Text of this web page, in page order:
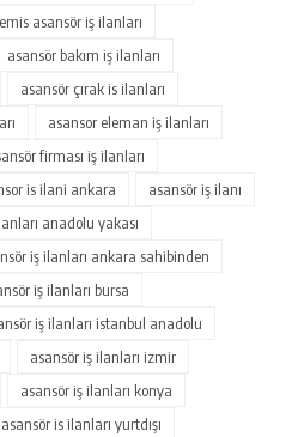
asansör iş ilanları
asansör bakım iş ilanları
asansör çırak is ilanları
asansor eleman iş ilanları
firması iş ilanları
is ilani ankara
asansör iş ilanı
anadolu yakası
iş ilanları ankara sahibinden
iş ilanları bursa
iş ilanları istanbul anadolu
asansör iş ilanları izmir
asansör iş ilanları konya
asansör is ilanları yurtdışı